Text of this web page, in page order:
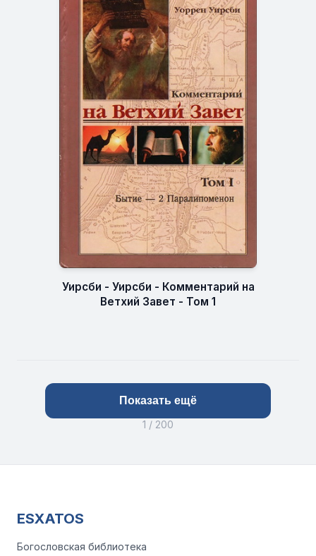
Уирсби - Уирсби - Комментарий на
Ветхий Завет - Том 1
Показать ещё
1 / 200
ESXATOS
Богословская библиотека